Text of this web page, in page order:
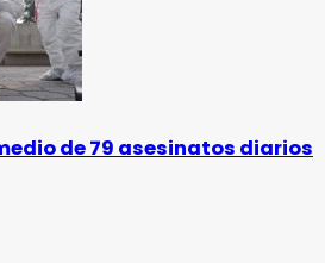
de 79 asesinatos diarios